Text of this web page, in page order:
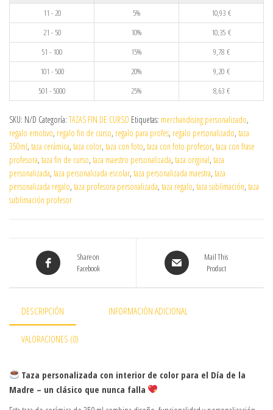
11 - 20
5% 10,93 €
21 - 50
10% 10,35 €
51 - 100
15% 9,78 €
101 - 500
20% 9,20 €
501 - 5000
25% 8,63 €
SKU: N/D Categoría: TAZAS FIN DE CURSO Etiquetas: merchandising personalizado,
regalo emotivo, regalo fin de curso, regalo para profes, regalo personalizado, taza
350ml, taza cerámica, taza color, taza con foto, taza con foto profesor, taza con frase
profesora, taza fin de curso, taza maestro personalizada, taza original, taza
personalizada, taza personalizada escolar, taza personalizada maestra, taza
personalizada regalo, taza profesora personalizada, taza regalo, taza sublimación, taza
sublimación profesor
Share on
Facebook
Mail This
Product
DESCRIPCIÓN INFORMACIÓN ADICIONAL
VALORACIONES (0)
Taza personalizada con interior de color para el Día de la
Madre – un clásico que nunca falla